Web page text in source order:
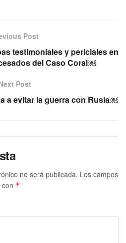
Post
testimoniales y periciales en
del Caso Coral￼
Post
a evitar la guerra con Rusia￼
no será publicada. Los campos
*